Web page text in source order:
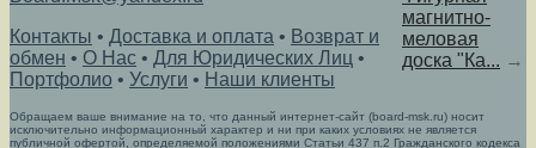
магнитно-
меловая
доска "Ка... →
Контакты • Доставка и оплата • Возврат и
обмен • О Нас • Для Юридических Лиц •
Портфолио • Услуги • Наши клиенты
Обращаем ваше внимание на то, что данный интернет-сайт (board-msk.ru) носит
исключительно информационный характер и ни при каких условиях не является
публичной офертой, определяемой положениями Статьи 437 п.2 Гражданского кодекса